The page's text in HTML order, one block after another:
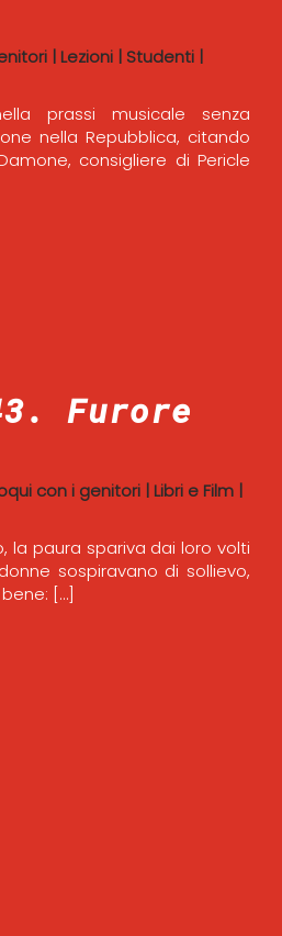
| Lezioni| Studenti|
prassi musicale senza
nella Repubblica, citando
consigliere di Pericle
Furore
con i genitori| Libri e Film|
la paura spariva dai loro volti
sospiravano di sollievo,
[…]